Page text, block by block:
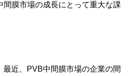
間膜市場の成長にとって重大な課
最近、PVB中間膜市場の企業の間